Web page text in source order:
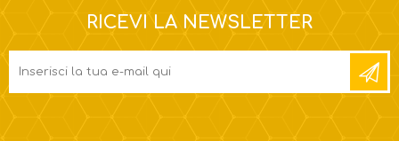
RICEVI LA NEWSLETTER